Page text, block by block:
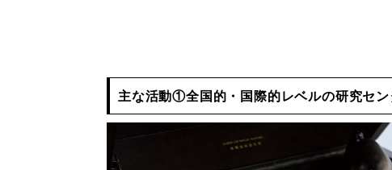
主な活動①全国的・国際的レベルの研究セン